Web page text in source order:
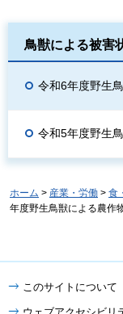
鳥獣による被害
令和6年度野生
令和5年度野生
ホーム > 産業・労働 > 食
年度野生鳥獣による農作
このサイトについて